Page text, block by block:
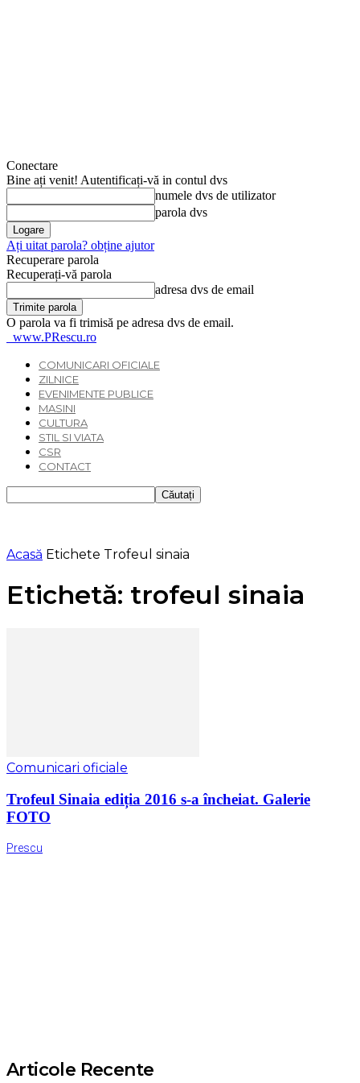
Conectare
Bine ați venit! Autentificați-vă in contul dvs
numele dvs de utilizator
parola dvs
Ați uitat parola? obține ajutor
Recuperare parola
Recuperați-vă parola
adresa dvs de email
O parola va fi trimisă pe adresa dvs de email.
www.PRescu.ro
COMUNICARI OFICIALE
ZILNICE
EVENIMENTE PUBLICE
MASINI
CULTURA
STIL SI VIATA
CSR
CONTACT
Acasă Etichete Trofeul sinaia
Etichetă: trofeul sinaia
Comunicari oficiale
Trofeul Sinaia ediția 2016 s-a încheiat. Galerie
FOTO
Prescu
Articole Recente